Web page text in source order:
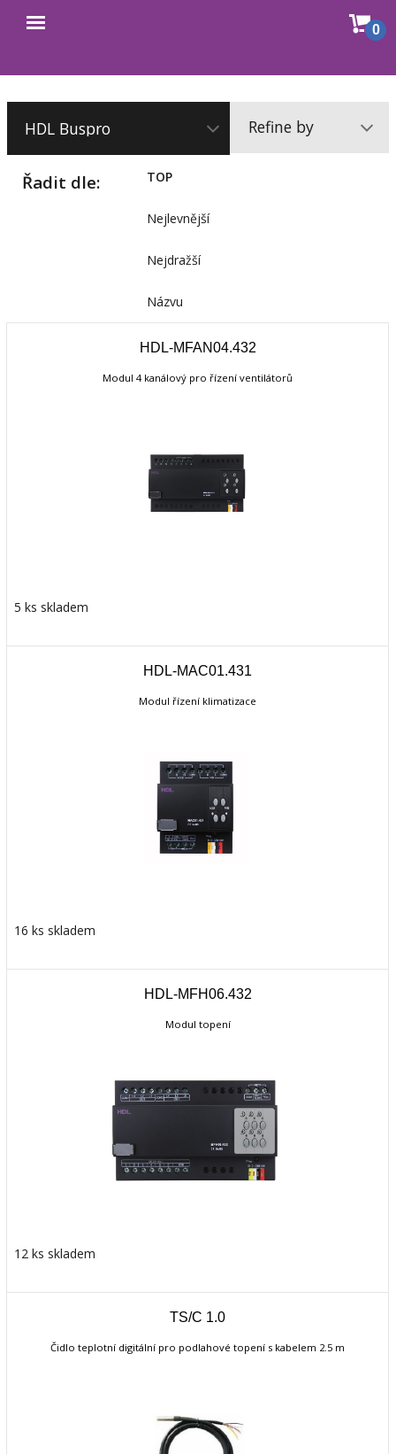
menu
0
Refine by
Řadit dle: TOP
Nejlevnější
Nejdražší
Názvu
HDL-MFAN04.432
Modul 4 kanálový pro řízení ventilátorů
5 ks skladem
HDL-MAC01.431
Modul řízení klimatizace
16 ks skladem
HDL-MFH06.432
Modul topení
12 ks skladem
TS/C 1.0
Čidlo teplotní digitální pro podlahové topení s kabelem 2.5 m